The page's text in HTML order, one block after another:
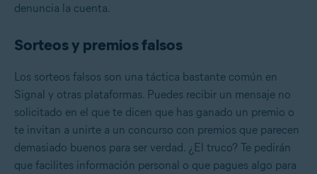
denuncia la cuenta.
Sorteos y premios falsos
Los sorteos falsos son una táctica bastante común en
Signal y otras plataformas. Puedes recibir un mensaje no
solicitado en el que te dicen que has ganado un premio o
te invitan a unirte a un concurso con premios que parecen
demasiado buenos para ser verdad. ¿El truco? Te pedirán
que facilites información personal o que pagues algo para